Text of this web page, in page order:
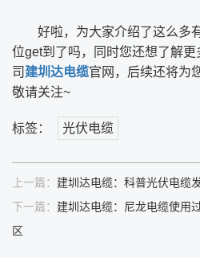
好啦，为大家介绍了这么多
位get到了吗，同时您还想了解
司 建圳达电缆官网，后续还将为
敬请关注~
标签： 光伏电缆
上一篇： 建圳达电缆：科普光伏电缆
下一篇： 建圳达电缆：尼龙电缆使用
区